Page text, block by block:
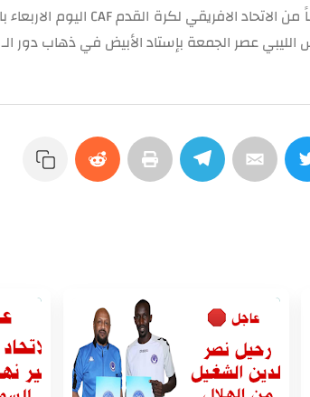
الجمعة بإستاد الأبيض في ذهاب دور الـ 32 من دوري ابطال افريقيا.